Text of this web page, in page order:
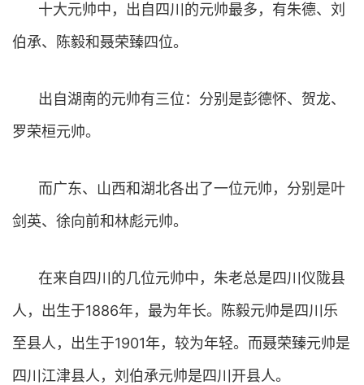
十大元帅中，出自四川的元帅最多，有朱德、刘
伯承、陈毅和聂荣臻四位。
出自湖南的元帅有三位：分别是彭德怀、贺龙、
罗荣桓元帅。
而广东、山西和湖北各出了一位元帅，分别是叶
剑英、徐向前和林彪元帅。
在来自四川的几位元帅中，朱老总是四川仪陇县
人，出生于1886年，最为年长。陈毅元帅是四川乐
至县人，出生于1901年，较为年轻。而聂荣臻元帅是
四川江津县人，刘伯承元帅是四川开县人。